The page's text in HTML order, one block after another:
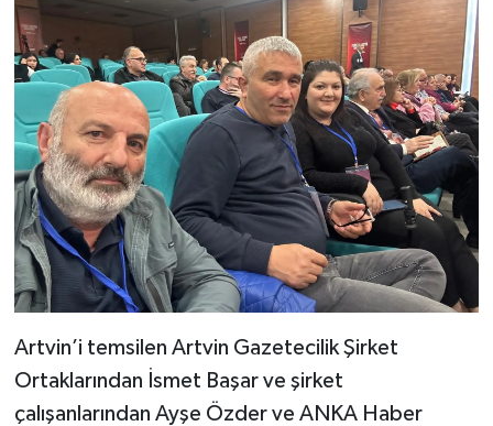
Artvin’i temsilen Artvin Gazetecilik Şirket
Ortaklarından İsmet Başar ve şirket
çalışanlarından Ayşe Özder ve ANKA Haber